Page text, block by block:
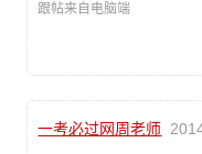
跟帖来自电脑端
一考必过网周老师